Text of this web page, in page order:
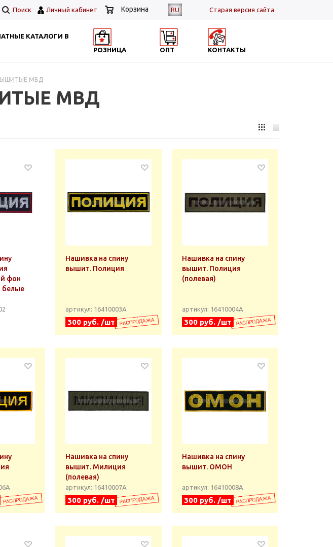
RU Cтарая версия сайта
Поиск Личный кабинет Корзина
КАТАЛОГИ В
РОЗНИЦА ОПТ КОНТАКТЫ
МВД
МВД
фон
белые
Нашивка на спину
вышит. Полиция
артикул: 16410003А
300 руб. /шт
Нашивка на спину
вышит. Полиция
(полевая)
артикул: 16410004А
300 руб. /шт
Нашивка на спину
вышит. Милиция
(полевая)
артикул: 16410007А
300 руб. /шт
Нашивка на спину
вышит. ОМОН
артикул: 16410008А
300 руб. /шт